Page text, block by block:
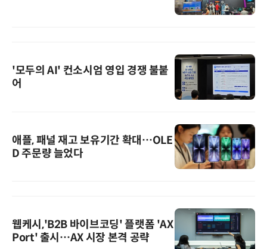
'모두의 AI' 컨소시엄 영입 경쟁 불붙
어
애플, 패널 재고 보유기간 확대…OLE
D 주문량 늘었다
웹케시,'B2B 바이브코딩' 플랫폼 'AX
Port' 출시…AX 시장 본격 공략